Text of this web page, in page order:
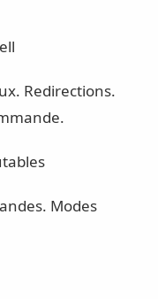
Redirections.
Modes